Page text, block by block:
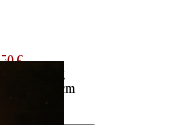
50 €
Autor: hering
Rozmer: 26 cm